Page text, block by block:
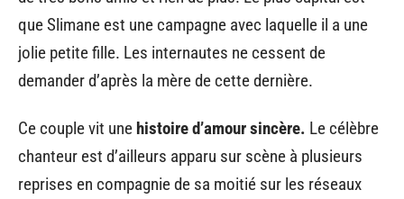
que Slimane est une campagne avec laquelle il a une
jolie petite fille. Les internautes ne cessent de
demander d’après la mère de cette dernière.
Ce couple vit une histoire d’amour sincère. Le célèbre
chanteur est d’ailleurs apparu sur scène à plusieurs
reprises en compagnie de sa moitié sur les réseaux